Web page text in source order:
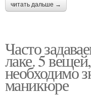
читать дальше →
Часто
лаке. 5
необходимо
маникюре